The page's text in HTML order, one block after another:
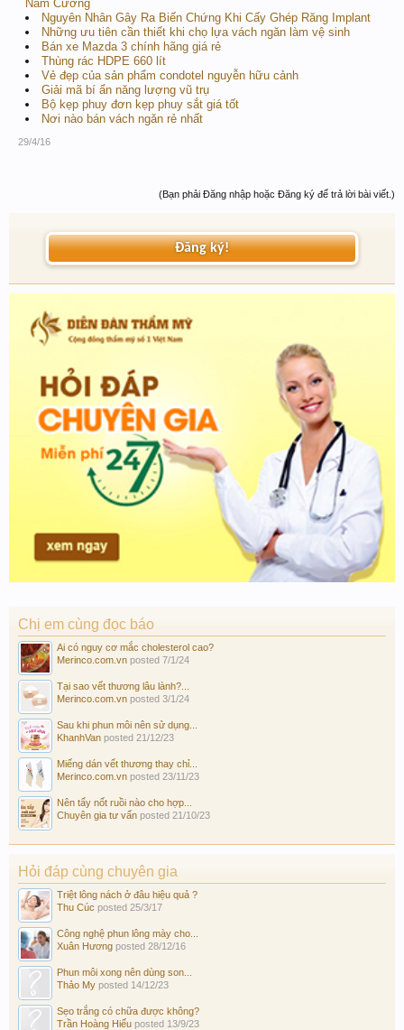
Nam Cường
Nguyên Nhân Gây Ra Biến Chứng Khi Cấy Ghép Răng Implant
Những ưu tiên cần thiết khi chọ lựa vách ngăn làm vệ sinh
Bán xe Mazda 3 chính hãng giá rẻ
Thùng rác HDPE 660 lít
Vẻ đẹp của sản phẩm condotel nguyễn hữu cảnh
Giải mã bí ẩn năng lượng vũ trụ
Bộ kẹp phuy đơn kẹp phuy sắt giá tốt
Nơi nào bán vách ngăn rẻ nhất
29/4/16
(Bạn phải Đăng nhập hoặc Đăng ký để trả lời bài viết.)
Đăng ký!
Chị em cùng đọc báo
Ai có nguy cơ mắc cholesterol cao?
Merinco.com.vn posted 7/1/24
Tại sao vết thương lâu lành?...
Merinco.com.vn posted 3/1/24
Sau khi phun môi nên sử dụng...
KhanhVan posted 21/12/23
Miếng dán vết thương thay chỉ...
Merinco.com.vn posted 23/11/23
Nên tẩy nốt ruồi nào cho hợp...
Chuyên gia tư vấn posted 21/10/23
Hỏi đáp cùng chuyên gia
Triệt lông nách ở đâu hiệu quả ?
Thu Cúc posted 25/3/17
Công nghệ phun lông mày cho...
Xuân Hương posted 28/12/16
Phun môi xong nên dùng son...
Thảo My posted 14/12/23
Sẹo trắng có chữa được không?
Trần Hoàng Hiếu posted 13/9/23